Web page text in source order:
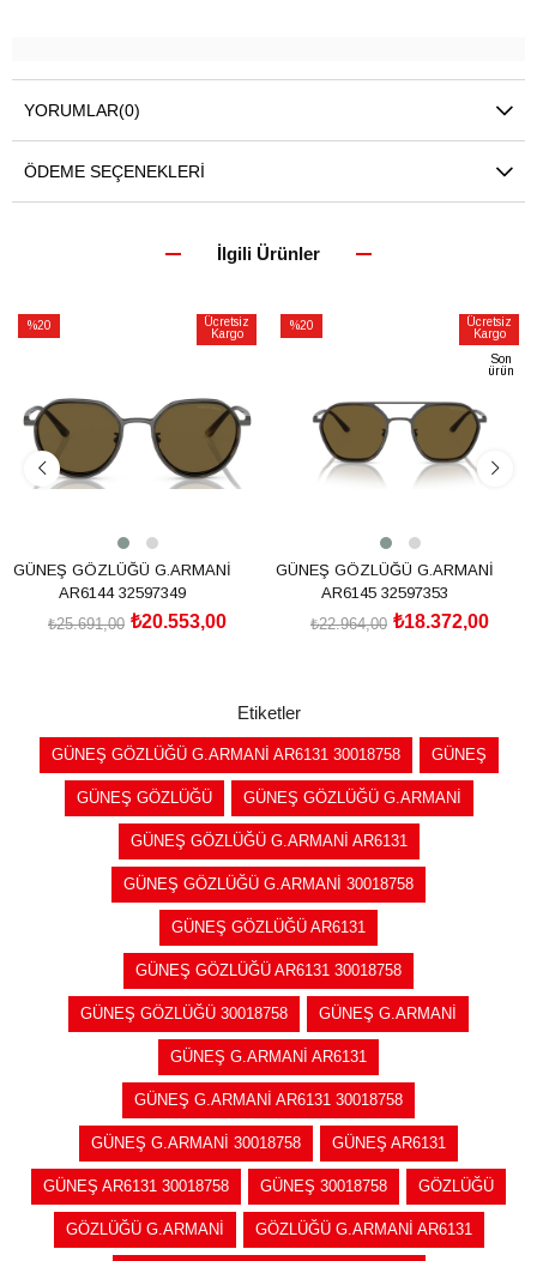
YORUMLAR(0)
ÖDEME SEÇENEKLERI
İlgili Ürünler
%20
Ücretsiz
Kargo
GÜNEŞ GÖZLÜĞÜ G.ARMANİ
AR6144 32597349
₺20.553,00
₺25.691,00
%20
Ücretsiz
Kargo
Son
ürün
GÜNEŞ GÖZLÜĞÜ G.ARMANİ
AR6145 32597353
₺18.372,00
₺22.964,00
Etiketler
GÜNEŞ GÖZLÜĞÜ G.ARMANİ AR6131 30018758 GÜNEŞ
GÜNEŞ GÖZLÜĞÜ GÜNEŞ GÖZLÜĞÜ G.ARMANİ
GÜNEŞ GÖZLÜĞÜ G.ARMANİ AR6131
GÜNEŞ GÖZLÜĞÜ G.ARMANİ 30018758
GÜNEŞ GÖZLÜĞÜ AR6131
GÜNEŞ GÖZLÜĞÜ AR6131 30018758
GÜNEŞ GÖZLÜĞÜ 30018758 GÜNEŞ G.ARMANİ
GÜNEŞ G.ARMANİ AR6131
GÜNEŞ G.ARMANİ AR6131 30018758
GÜNEŞ G.ARMANİ 30018758 GÜNEŞ AR6131
GÜNEŞ AR6131 30018758 GÜNEŞ 30018758 GÖZLÜĞÜ
GÖZLÜĞÜ G.ARMANİ GÖZLÜĞÜ G.ARMANİ AR6131